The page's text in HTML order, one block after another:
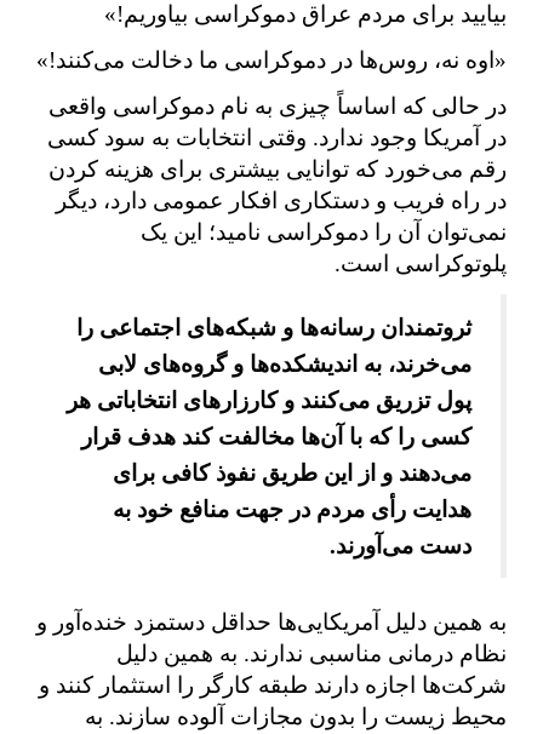
بیایید برای مردم عراق دموکراسی بیاوریم!»
«اوه نه، روس‌ها در دموکراسی ما دخالت می‌کنند!»
در حالی که اساساً چیزی به نام دموکراسی واقعی
در آمریکا وجود ندارد. وقتی انتخابات به سود کسی
رقم می‌خورد که توانایی بیشتری برای هزینه کردن
در راه فریب و دستکاری افکار عمومی دارد، دیگر
نمی‌توان آن را دموکراسی نامید؛ این یک
پلوتوکراسی است.
ثروتمندان رسانه‌ها و شبکه‌های اجتماعی را
می‌خرند، به اندیشکده‌ها و گروه‌های لابی
پول تزریق می‌کنند و کارزارهای انتخاباتی هر
کسی را که با آن‌ها مخالفت کند هدف قرار
می‌دهند و از این طریق نفوذ کافی برای
هدایت رأی مردم در جهت منافع خود به
دست می‌آورند.
به همین دلیل آمریکایی‌ها حداقل دستمزد خنده‌آور و
نظام درمانی مناسبی ندارند. به همین دلیل
شرکت‌ها اجازه دارند طبقه کارگر را استثمار کنند و
محیط زیست را بدون مجازات آلوده سازند. به